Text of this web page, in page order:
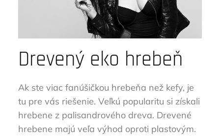
Drevený eko hrebeň
Ak ste viac fanúšičkou hrebeňa než kefy, je
tu pre vás riešenie. Veľkú popularitu si získali
hrebene z palisandrového dreva. Drevené
hrebene majú veľa výhod oproti plastovým.